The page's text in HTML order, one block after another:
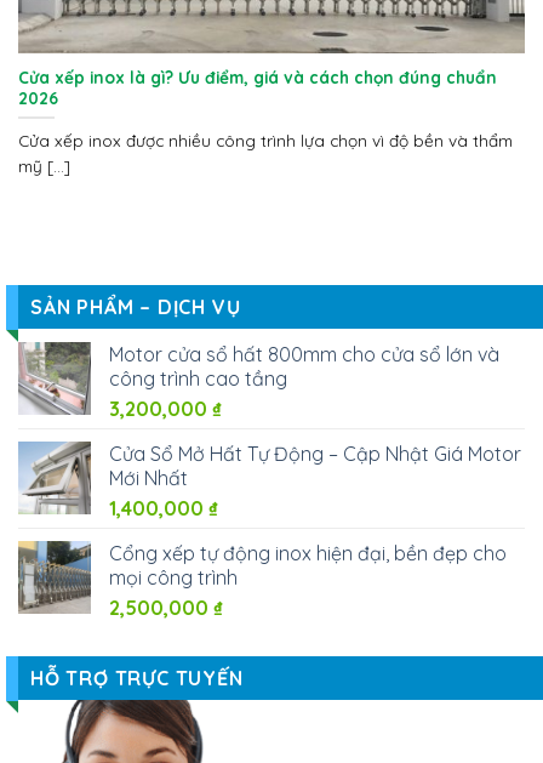
SẢN PHẨM – DỊCH VỤ
Motor cửa sổ hất 800mm cho cửa sổ lớn và
công trình cao tầng
3,200,000 ₫
Cửa Sổ Mở Hất Tự Động – Cập Nhật Giá Motor
Mới Nhất
1,400,000 ₫
Cổng xếp tự động inox hiện đại, bền đẹp cho
mọi công trình
2,500,000 ₫
HỖ TRỢ TRỰC TUYẾN
Cửa xếp inox là gì? Ưu điểm, giá và cách chọn đúng chuẩn
2026
Cửa xếp inox được nhiều công trình lựa chọn vì độ bền và thẩm
mỹ [...]